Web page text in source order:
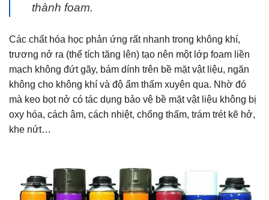
thành foam.
Các chất hóa học phản ứng rất nhanh trong không khí,
trương nở ra (thể tích tăng lên) tạo nên một lớp foam liền
mạch không đứt gãy, bám dính trên bề mặt vật liệu, ngăn
không cho không khí và độ ẩm thấm xuyên qua. Nhờ đó
mà keo bọt nở có tác dụng bảo vệ bề mặt vật liệu không bị
oxy hóa, cách âm, cách nhiệt, chống thấm, trám trét kẽ hở,
khe nứt…